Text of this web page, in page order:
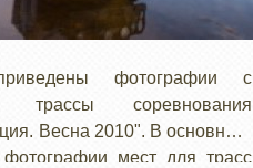
фотографии с
трассы соревнования
Весна 2010". В основном
мест для трасс